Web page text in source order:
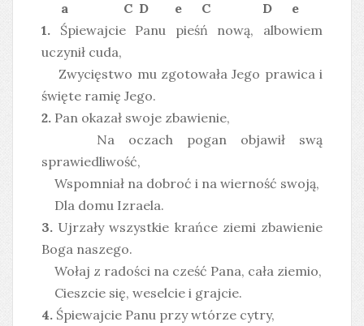
a C D e C D e
1. Śpiewajcie Panu pieśń nową, albowiem
uczynił cuda,
Zwycięstwo mu zgotowała Jego prawica i
święte ramię Jego.
2. Pan okazał swoje zbawienie,
Na oczach pogan objawił swą
sprawiedliwość,
Wspomniał na dobroć i na wierność swoją,
Dla domu Izraela.
3. Ujrzały wszystkie krańce ziemi zbawienie
Boga naszego.
Wołaj z radości na cześć Pana, cała ziemio,
Cieszcie się, weselcie i grajcie.
4. Śpiewajcie Panu przy wtórze cytry,